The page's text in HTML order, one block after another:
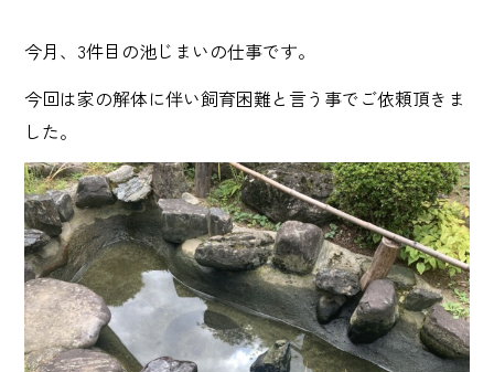
今月、3件目の池じまいの仕事です。
今回は家の解体に伴い飼育困難と言う事でご依頼頂きま
した。